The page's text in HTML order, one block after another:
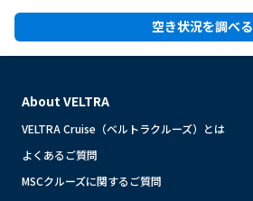
空き状況を調べる
About VELTRA
VELTRA Cruise（ベルトラクルーズ）とは
よくあるご質問
MSCクルーズに関するご質問